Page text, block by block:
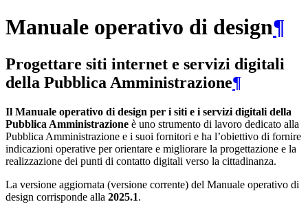
Manuale operativo di design¶
Progettare siti internet e servizi digitali
della Pubblica Amministrazione¶
Il Manuale operativo di design per i siti e i servizi digitali della
Pubblica Amministrazione è uno strumento di lavoro dedicato alla
Pubblica Amministrazione e i suoi fornitori e ha l’obiettivo di fornire
indicazioni operative per orientare e migliorare la progettazione e la
realizzazione dei punti di contatto digitali verso la cittadinanza.
La versione aggiornata (versione corrente) del Manuale operativo di
design corrisponde alla 2025.1.